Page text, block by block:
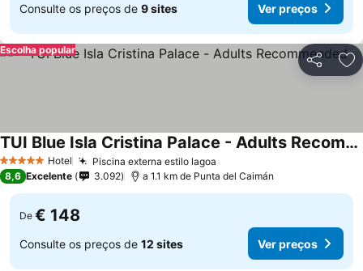
Consulte os preços de 9 sites Ver preços
Partilhar
Escolha popular
5 Estrelas Hotel Piscina externa estilo lagoa
TUI Blue Isla Cristina Palace - Adults Recommended
8,6 Excelente 3.092 a 1.1 km de Punta del Caimán
De € 148
Consulte os preços de 12 sites Ver preços